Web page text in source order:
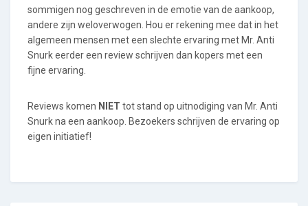
sommigen nog geschreven in de emotie van de aankoop,
andere zijn weloverwogen. Hou er rekening mee dat in het
algemeen mensen met een slechte ervaring met Mr. Anti
Snurk eerder een review schrijven dan kopers met een
fijne ervaring.
Reviews komen NIET tot stand op uitnodiging van Mr. Anti
Snurk na een aankoop. Bezoekers schrijven de ervaring op
eigen initiatief!